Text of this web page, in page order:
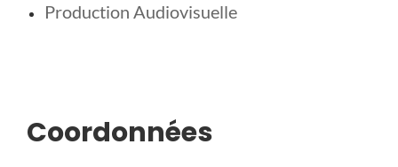
Production Audiovisuelle
Coordonnées